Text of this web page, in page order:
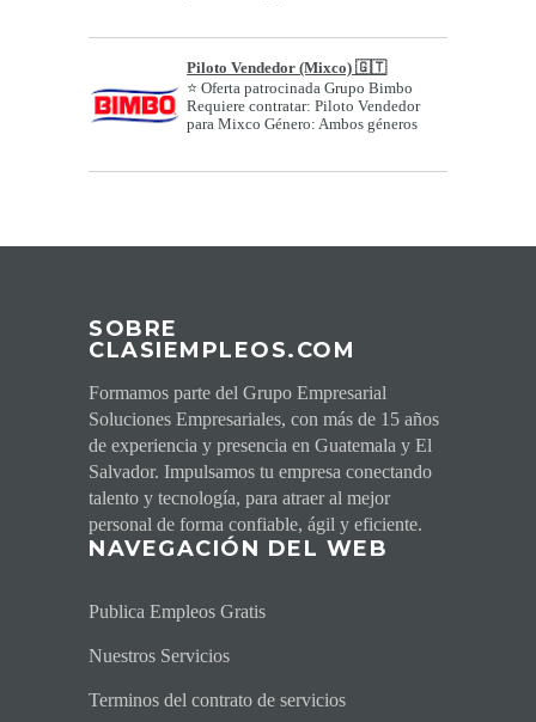
Piloto Vendedor (Mixco) 🇬🇹
⭐ Oferta patrocinada Grupo Bimbo
Requiere contratar: Piloto Vendedor
para Mixco Género: Ambos géneros
SOBRE
CLASIEMPLEOS.COM
Formamos parte del Grupo Empresarial
Soluciones Empresariales, con más de 15 años
de experiencia y presencia en Guatemala y El
Salvador. Impulsamos tu empresa conectando
talento y tecnología, para atraer al mejor
personal de forma confiable, ágil y eficiente.
NAVEGACIÓN DEL WEB
Publica Empleos Gratis
Nuestros Servicios
Terminos del contrato de servicios